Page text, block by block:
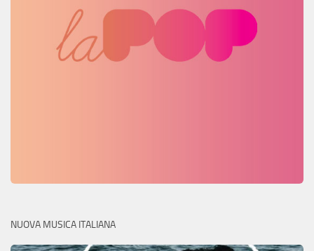
NUOVA MUSICA ITALIANA